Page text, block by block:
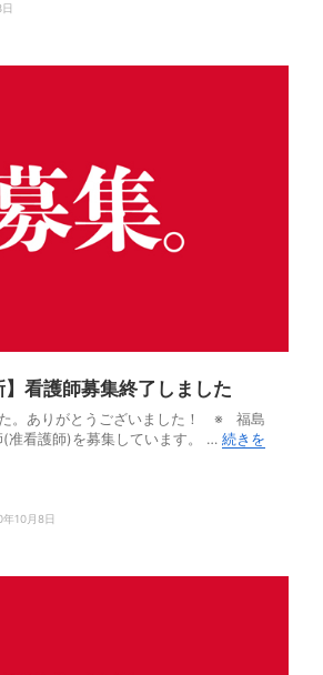
】看護師募集終了しました
。ありがとうございました！ ※ 福島
(准看護師)を募集しています。 … 続きを
年10月8日